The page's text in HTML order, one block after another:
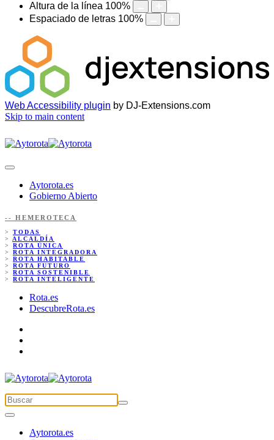
Altura de la línea 100%
Espaciado de letras 100%
Web Accessibility plugin by DJ-Extensions.com
Skip to main content
Aytorota.es
Gobierno Abierto
-- HEMEROTECA
> TODAS
> ALCALDÍA
> ROTA ÚNICA
> ROTA INTEGRADORA
> ROTA HABITABLE
> ROTA FUTURO
> ROTA SOSTENIBLE
> ROTA INTELIGENTE
Rota.es
DescubreRota.es
Aytorota.es